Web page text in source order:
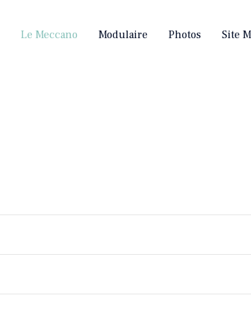
Le Meccano Modulaire Photos Site